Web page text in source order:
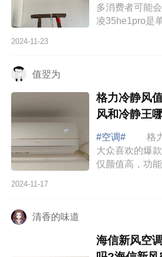
多消费者可能
凌35he1pro是
35he1pro和
2024-11-23
值翌为
格力冷静风
风和冷静王
#空调#
格力
大众喜欢的爆
仅颜值高，功
小所以你选哪
2024-11-17
清香的味道
海信新风空